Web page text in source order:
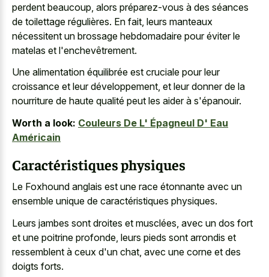
perdent beaucoup, alors préparez-vous à des séances
de toilettage régulières. En fait, leurs manteaux
nécessitent un brossage hebdomadaire pour éviter le
matelas et l'enchevêtrement.
Une alimentation équilibrée est cruciale pour leur
croissance et leur développement, et leur donner de la
nourriture de haute qualité peut les aider à s'épanouir.
Worth a look: Couleurs De L' Épagneul D' Eau
Américain
Caractéristiques physiques
Le Foxhound anglais est une race étonnante avec un
ensemble unique de caractéristiques physiques.
Leurs jambes sont droites et musclées, avec un dos fort
et une poitrine profonde, leurs pieds sont arrondis et
ressemblent à ceux d'un chat, avec une corne et des
doigts forts.